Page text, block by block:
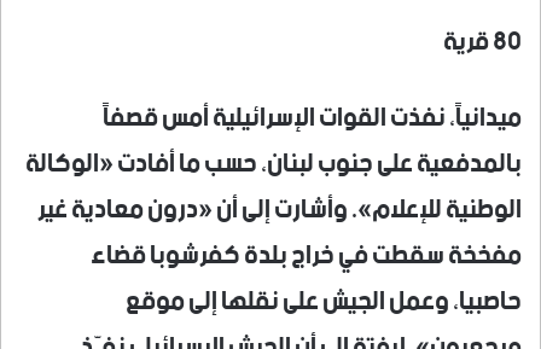
80 قرية
ميدانياً، نفذت القوات الإسرائيلية أمس قصفاً
بالمدفعية على جنوب لبنان، حسب ما أفادت «الوكالة
الوطنية للإعلام». وأشارت إلى أن «درون معادية غير
مفخخة سقطت في خراج بلدة كفرشوبا قضاء
حاصبيا، وعمل الجيش على نقلها إلى موقع